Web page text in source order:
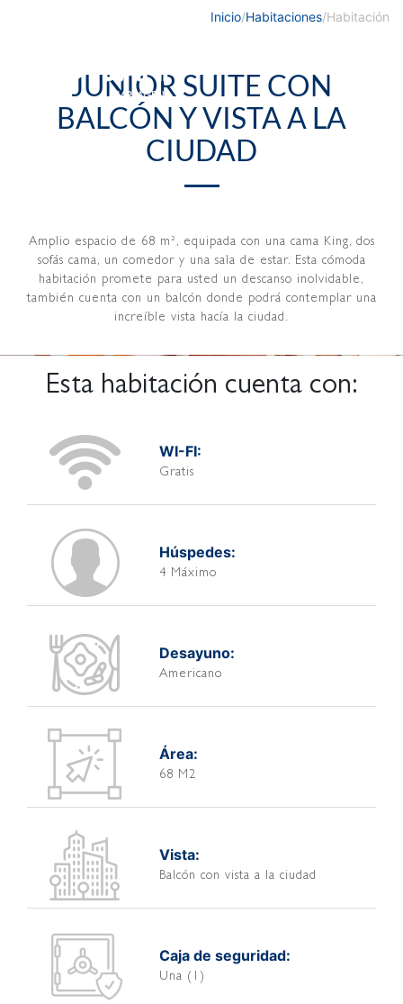
Inicio/Habitaciones/Habitación
JUNIOR SUITE CON
BALCÓN Y VISTA A LA
CIUDAD
Amplio espacio de 68 m², equipada con una cama King, dos
sofás cama, un comedor y una sala de estar. Esta cómoda
habitación promete para usted un descanso inolvidable,
también cuenta con un balcón donde podrá contemplar una
increíble vista hacía la ciudad.
Esta habitación cuenta con:
WI-FI:
Gratis
Húspedes:
4 Máximo
Desayuno:
Americano
Área:
68 M2
Vista:
Balcón con vista a la ciudad
Caja de seguridad:
Una (1)